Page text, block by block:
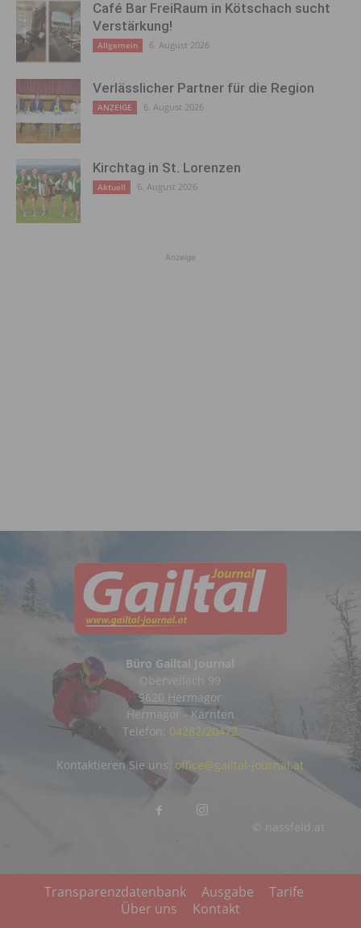
Café Bar FreiRaum in Kötschach sucht
Verstärkung!
Allgemein 6. August 2026
Verlässlicher Partner für die Region
ANZEIGE 6. August 2026
Kirchtag in St. Lorenzen
Aktuell 6. August 2026
Anzeige
Büro Gailtal Journal
Obervellach 99
9620 Hermagor
Hermagor - Kärnten
Telefon: 04282/20472
© nassfeld.at
Kontaktieren Sie uns: office@gailtal-journal.at
Transparenzdatenbank Ausgabe
Tarife
Über uns
Kontakt